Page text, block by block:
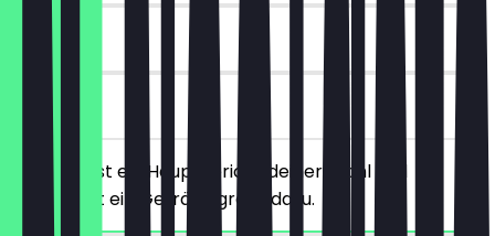
30 Tage
vor Ort
Du bestellst ein Hauptgericht deiner Wahl und
bekommst ein Getränk gratis dazu.